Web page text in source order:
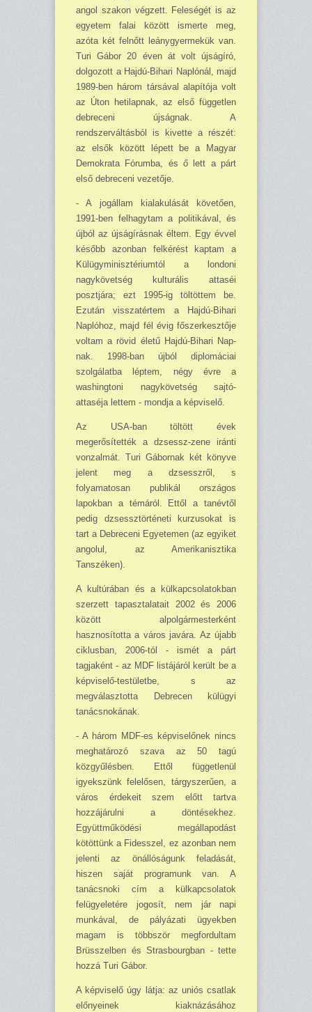
angol szakon végzett. Feleségét is az
egyetem falai kö­zött ismerte meg,
azóta két felnőtt leány­gyermekük van.
Turi Gábor 20 éven át volt újságíró,
dolgozott a Hajdú-Bihari Naplónál, majd
1989-ben három társával alapítója volt
az Úton heti­lapnak, az első független
debre­ceni újságnak. A
rendszerváltásból is kivette a részét:
az elsők között lépett be a Magyar
Demokrata Fórumba, és ő lett a párt
első deb­receni vezetője.
- A jogállam kialakulását követően,
1991-ben felhagytam a politikával, és
újból az új­ság­írásnak éltem. Egy évvel
később azonban felkérést kaptam a
Külügyminisztériumtól a londoni
nagykövetség kulturális attaséi
posztjára; ezt 1995-ig töltöttem be.
Ezután visszatértem a Haj­dú-Bihari
Naplóhoz, majd fél évig főszerkesztője
voltam a rövid életű Hajdú-Bihari Nap­
nak. 1998-ban újból diplo­máciai
szolgálatba léptem, négy évre a
washingtoni nagykövetség sajtó­
attaséja lettem - mondja a képviselő.
Az USA-ban töltött évek
megerősítették a dzsessz-zene iránti
vonzalmát. Turi Gábornak két könyve
jelent meg a dzsesszről, s
folyamatosan publikál országos
lapokban a témáról. Ettől a tanévtől
pedig dzsessztörténeti kurzusokat is
tart a Debreceni Egyetemen (az egyiket
angolul, az Amerikanisztika
Tanszéken).
A kultúrában és a külkapcsolatokban
szerzett tapasztalatait 2002 és 2006
között alpol­gármesterként
hasznosította a város javára. Az újabb
ciklusban, 2006-tól - ismét a párt
tagjaként - az MDF listájáról került be a
képviselő-testületbe, s az
megválasztotta Debrecen külügyi
tanácsnokának.
- A három MDF-es képviselőnek nincs
meghatározó szava az 50 tagú
közgyűlésben. Ettől függetlenül
igyekszünk felelősen, tárgyszerűen, a
város érdekeit szem előtt tartva
hozzájárulni a döntésekhez.
Együttműködési megállapodást
kötöttünk a Fidesszel, ez azonban nem
jelenti az önállóságunk feladását,
hiszen saját programunk van. A
tanácsnoki cím a külkapcsolatok
felügyeletére jogosít, nem jár napi
munkával, de pályázati ügyekben
magam is többször meg­fordultam
Brüsszelben és Strasbourgban - tette
hozzá Turi Gábor.
A képviselő úgy látja: az uniós csatlak
előnyeinek kiaknázásához